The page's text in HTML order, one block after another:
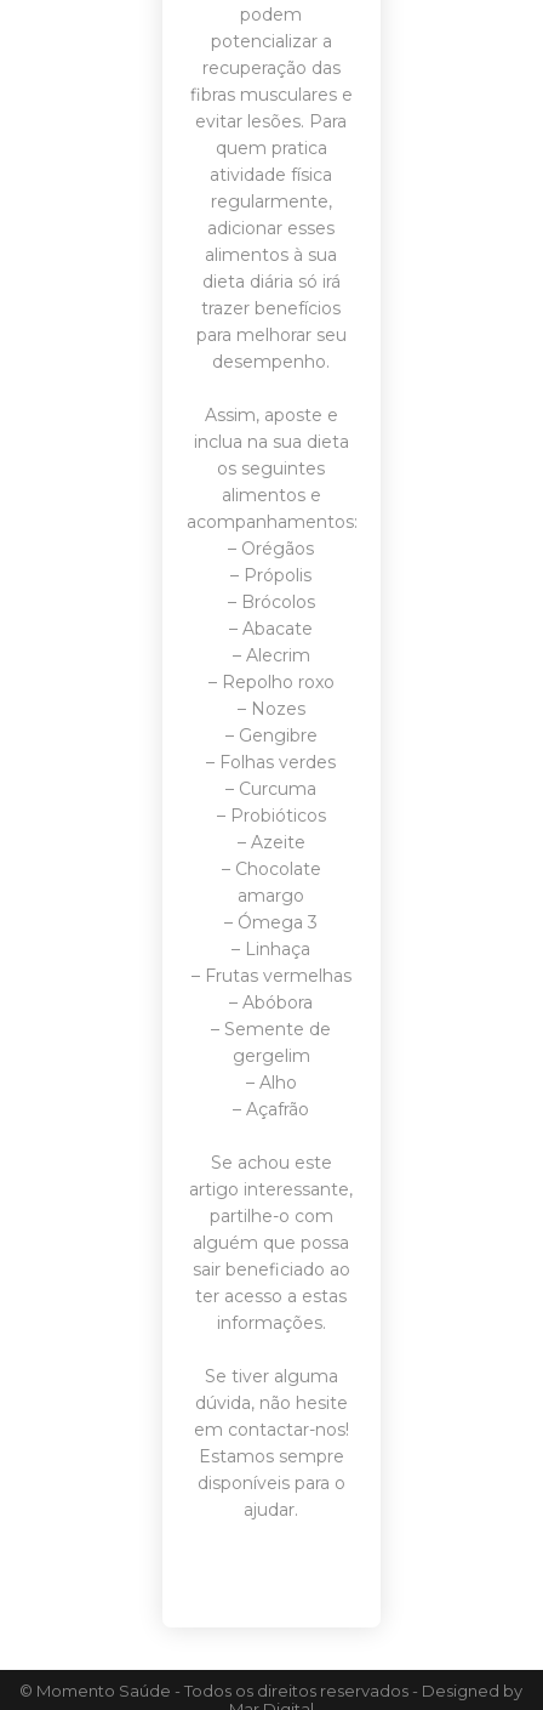
podem
potencializar a
recuperação das
fibras musculares e
evitar lesões. Para
quem pratica
atividade física
regularmente,
adicionar esses
alimentos à sua
dieta diária só irá
trazer benefícios
para melhorar seu
desempenho.
Assim, aposte e
inclua na sua dieta
os seguintes
alimentos e
acompanhamentos:
– Orégãos
– Própolis
– Brócolos
– Abacate
– Alecrim
– Repolho roxo
– Nozes
– Gengibre
– Folhas verdes
– Curcuma
– Probióticos
– Azeite
– Chocolate
amargo
– Ómega 3
– Linhaça
– Frutas vermelhas
– Abóbora
– Semente de
gergelim
– Alho
– Açafrão
Se achou este
artigo interessante,
partilhe-o com
alguém que possa
sair beneficiado ao
ter acesso a estas
informações.
Se tiver alguma
dúvida, não hesite
em contactar-nos!
Estamos sempre
disponíveis para o
ajudar.
© Momento Saúde - Todos os direitos reservados - Designed by